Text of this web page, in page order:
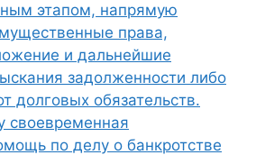
этапом, напрямую
права,
и дальнейшие
задолженности либо
долговых обязательств.
своевременная
по делу о банкротстве